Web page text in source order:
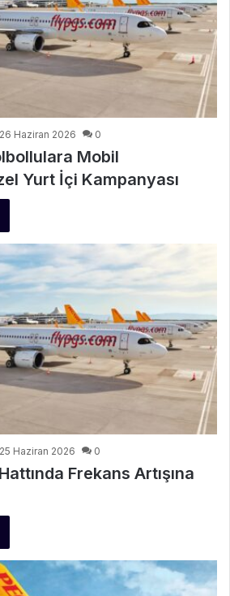
26 Haziran 2026 0
Mobil
Yurt İçi Kampanyası
25 Haziran 2026 0
Frekans Artışına